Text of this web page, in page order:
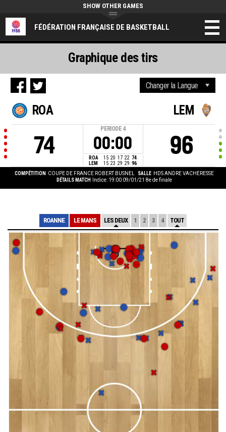
FÉDÉRATION FRANÇAISE DE BASKETBALL
SHOW OTHER GAMES
ROA
74
PERIODE 4
00:00
ROA 15 20 17 22 74
LEM
15 23 29 29 96
LEM
96
COMPÉTITION COUPE DE FRANCE ROBERT BUSNEL SALLE HDS ANDRE VACHERESSE
DÉTAILS MATCH
Indice: 19:00 09/01/21 8e de finale
Graphique des tirs
ROANNE LE MANS LES DEUX 1 2 3 4 TOUT